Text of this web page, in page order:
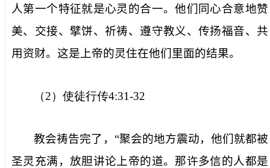
人第一个特征就是心灵的合一。他们同心合意地赞
美、交接、擘饼、祈祷、遵守教义、传扬福音、共
用资财。这是上帝的灵住在他们里面的结果。
（2）使徒行传4:31-32
教会祷告完了，“聚会的地方震动，他们就都被
圣灵充满，放胆讲论上帝的道。那许多信的人都是